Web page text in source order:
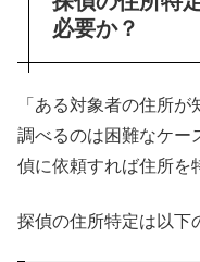
必要か？
「ある対象者の住所
調べるのは困難なケー
偵に依頼すれば住所を
探偵の住所特定は以下